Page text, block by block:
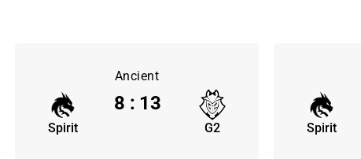
Ancient
Spirit G2
8 : 13
Spirit